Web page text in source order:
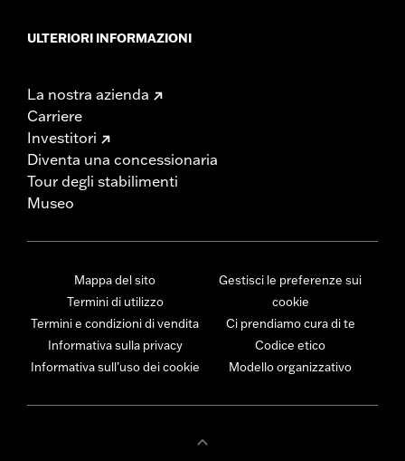
ULTERIORI INFORMAZIONI
La nostra azienda
Carriere
Investitori
Diventa una concessionaria
Tour degli stabilimenti
Museo
Mappa del sito
Termini di utilizzo
Termini e condizioni di vendita
Informativa sulla privacy
Informativa sull’uso dei cookie
Gestisci le preferenze sui
cookie
Ci prendiamo cura di te
Codice etico
Modello organizzativo